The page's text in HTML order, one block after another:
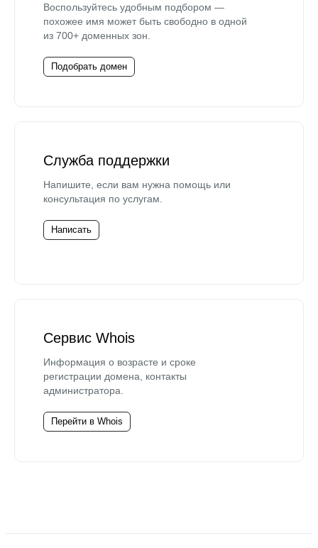
Воспользуйтесь удобным подбором —
похожее имя может быть свободно в одной
из 700+ доменных зон.
Подобрать домен
Служба поддержки
Напишите, если вам нужна помощь или
консультация по услугам.
Написать
Сервис Whois
Информация о возрасте и сроке
регистрации домена, контакты
администратора.
Перейти в Whois